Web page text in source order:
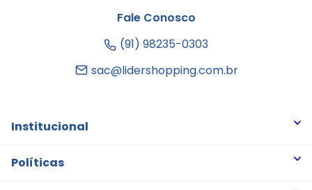
Fale Conosco
(91) 98235-0303
sac@lidershopping.com.br
Institucional
Quem somos
Políticas